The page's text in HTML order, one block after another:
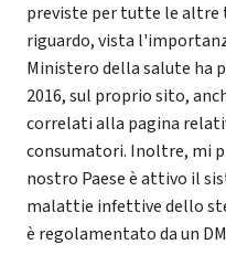
previste per tutte le altre
riguardo, vista
Ministero della salute ha
2016, sul proprio sito,
correlati alla pagina
consumatori. Inoltre, mi
nostro Paese è attivo il
malattie infettive dello
è regolamentato da un